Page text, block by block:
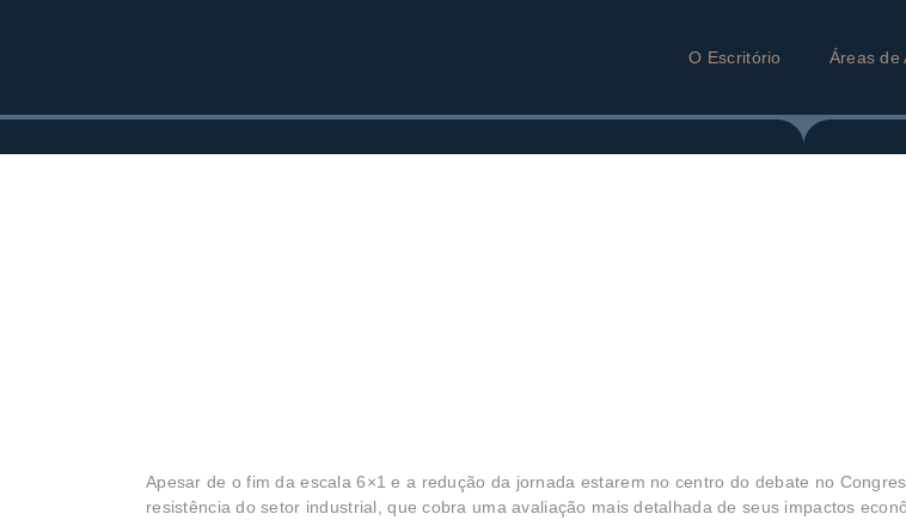
O Escritório Áreas de
Apesar de o fim da escala 6×1 e a redução da jornada estarem no centro do debate no
resistência do setor industrial, que cobra uma avaliação mais detalhada de seus impactos